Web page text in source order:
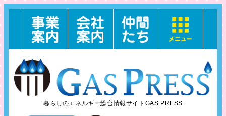
暮らしのエネルギー総合情報サイトGAS PRESS